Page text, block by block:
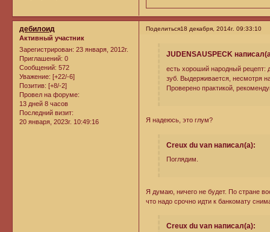
Поделиться18 декабря, 2014г. 09:33:10
дебилоид
Активный участник
Зарегистрирован: 23 января, 2012г.
Приглашений: 0
Сообщений: 572
Уважение: [+22/-6]
Позитив: [+8/-2]
Провел на форуме:
13 дней 8 часов
Последний визит:
20 января, 2023г. 10:49:16
JUDENSAUSPECK
есть хороший народный рецепт:
зуб. Выдерживается, несмотря
Проверено практикой,
Я надеюсь, это глум?
Creux du van написал(а):
Поглядим.
Я думаю, ничего не будет. По стране
что надо срочно идти к банкомату
Creux du van написал(а):